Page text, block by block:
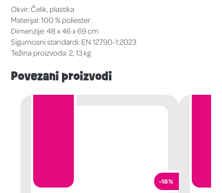
Okvir: Čelik, plastika
Materijal: 100 % poliester
Dimenzije: 48 x 46 x 69 cm
Sigurnosni standardi: EN 12790-1:2023
Težina proizvoda: 2, 13 kg
Povezani proizvodi
-18%